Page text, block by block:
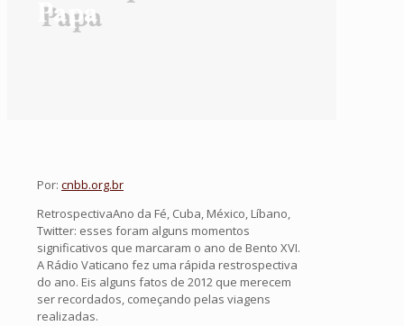
Papa
Por: cnbb.org.br
RetrospectivaAno da Fé, Cuba, México, Líbano,
Twitter: esses foram alguns momentos
significativos que marcaram o ano de Bento XVI.
A Rádio Vaticano fez uma rápida restrospectiva
do ano. Eis alguns fatos de 2012 que merecem
ser recordados, começando pelas viagens
realizadas.